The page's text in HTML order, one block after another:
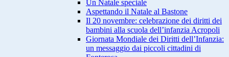
Un Natale speciale
Aspettando il Natale al Bastone
Il 20 novembre: celebrazione dei diritti dei
bambini alla scuola dell’infanzia Acropoli
Giornata Mondiale dei Diritti dell’Infanzia:
un messaggio dai piccoli cittadini di